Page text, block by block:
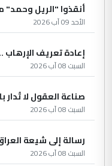
أنقذوا "الريل وحمد"
الأحد 09 آب 2026
إعادة تعريف الإرهاب ..
السبت 08 آب 2026
صناعة العقول لا تُدار
السبت 08 آب 2026
رسالة إلى شيعة
السبت 08 آب 2026